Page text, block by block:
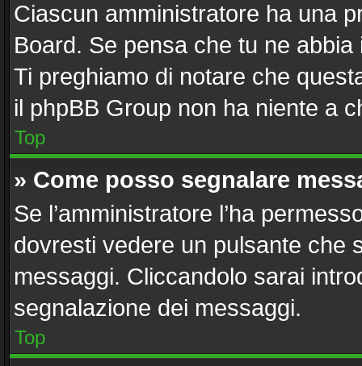
Ciascun amministratore ha una
Board. Se pensa che tu ne
Ti preghiamo di notare che
il phpBB Group non ha niente a
Top
» Come posso segnalare
Se l’amministratore l’ha
dovresti vedere un pulsante che
messaggi. Cliccandolo sarai
segnalazione dei messaggi.
Top